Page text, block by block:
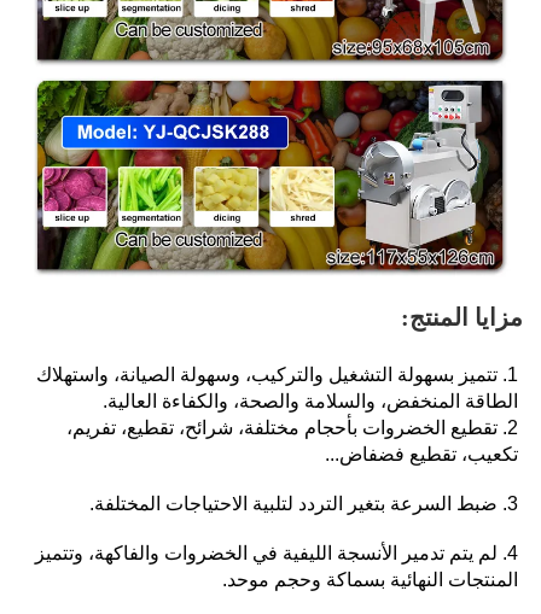
مزايا المنتج:
الطاقة المنخفض، والسلامة والصحة، والكفاءة العالية.
تكعيب، تقطيع فضفاض...
3. ضبط السرعة بتغير التردد لتلبية الاحتياجات المختلفة.
المنتجات النهائية بسماكة وحجم موحد.